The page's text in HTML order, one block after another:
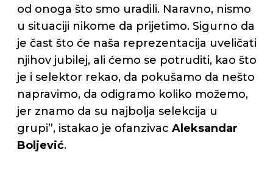
od onoga što smo uradili. Naravno, nismo
u situaciji nikome da prijetimo. Sigurno da
je čast što će naša reprezentacija uveličati
njihov jubilej, ali ćemo se potruditi, kao što
je i selektor rekao, da pokušamo da nešto
napravimo, da odigramo koliko možemo,
jer znamo da su najbolja selekcija u
grupi”, istakao je ofanzivac Aleksandar
Boljević.